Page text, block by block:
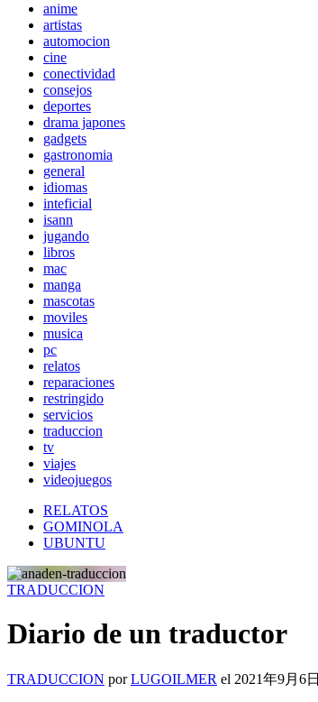
anime
artistas
automocion
cine
conectividad
consejos
deportes
drama japones
gadgets
gastronomia
general
idiomas
inteficial
isann
jugando
libros
mac
manga
mascotas
moviles
musica
pc
relatos
reparaciones
restringido
servicios
traduccion
tv
viajes
videojuegos
RELATOS
GOMINOLA
UBUNTU
TRADUCCION
Diario de un traductor
TRADUCCION por LUGOILMER el 2021年9月6日